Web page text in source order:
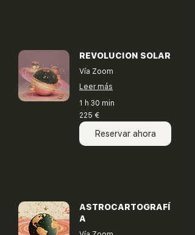
REVOLUCION SOLAR
Vía Zoom
Leer más
1 h 30 min
225
euros
225 €
Reservar ahora
ASTROCARTOGRAFÍ
A